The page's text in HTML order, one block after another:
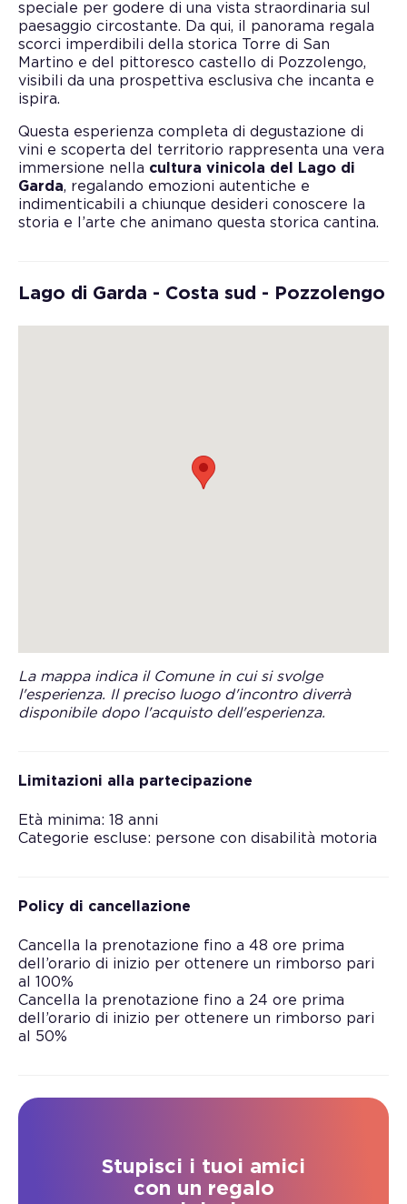
speciale per godere di una vista straordinaria sul
paesaggio circostante. Da qui, il panorama regala
scorci imperdibili della storica Torre di San
Martino e del pittoresco castello di Pozzolengo,
visibili da una prospettiva esclusiva che incanta e
ispira.
Questa esperienza completa di degustazione di
vini e scoperta del territorio rappresenta una vera
immersione nella cultura vinicola del Lago di
Garda, regalando emozioni autentiche e
indimenticabili a chiunque desideri conoscere la
storia e l’arte che animano questa storica cantina.
Lago di Garda - Costa sud - Pozzolengo
La mappa indica il Comune in cui si svolge
l'esperienza. Il preciso luogo d'incontro diverrà
disponibile dopo l'acquisto dell'esperienza.
Limitazioni alla partecipazione
Età minima: 18 anni
Categorie escluse: persone con disabilità motoria
Policy di cancellazione
Cancella la prenotazione fino a 48 ore prima
dell’orario di inizio per ottenere un rimborso pari
al 100%
Cancella la prenotazione fino a 24 ore prima
dell’orario di inizio per ottenere un rimborso pari
al 50%
Stupisci i tuoi amici
con un regalo